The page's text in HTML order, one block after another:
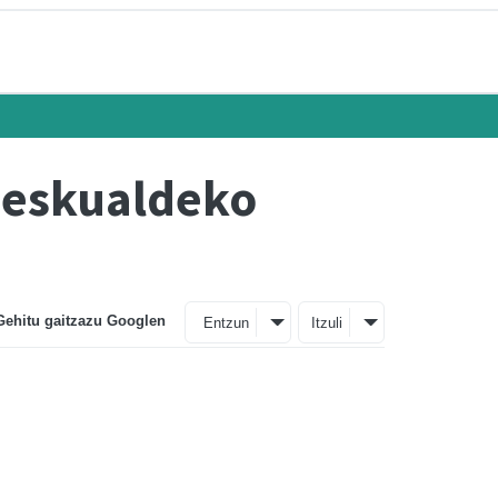
gaitzazu Googlen Entzun Itzuli